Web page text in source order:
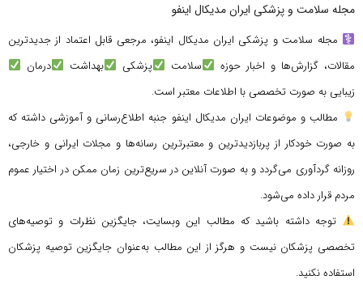
مجله سلامت و پزشکی ایران مدیکال اینفو
مجله سلامت و پزشکی ایران مدیکال اینفو، مرجعی قابل اعتماد از جدیدترین
مقالات، گزارش‌ها و اخبار حوزه
سلامت پزشکی بهداشت
درمان
زیبایی به صورت تخصصی با اطلاعات معتبر است.
مطالب و موضوعات ایران مدیکال اینفو جنبه اطلاع‌رسانی و آموزشی داشته که
به صورت خودکار از پربازدیدترین و معتبرترین رسانه‌ها و مجلات ایرانی و خارجی،
روزانه گردآوری می‌گردد و به صورت آنلاین در سریع‌ترین زمان ممکن در اختیار عموم
مردم قرار داده می‌شود.
توجه داشته باشید که مطالب این وبسایت، جایگزین نظرات و توصیه‌های
تخصصی پزشکان نیست و هرگز از این مطالب به‌عنوان جایگزین توصیه پزشکان
استفاده نکنید.